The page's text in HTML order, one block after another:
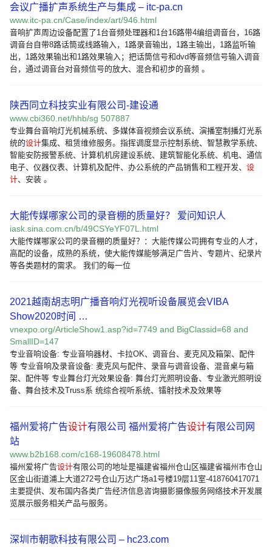
会议广播扩声系统生产与集成 – itc-pa.cn
www.itc-pa.cn/Case/index/art/946.html
音响扩声周边设备配置了1台音频处理器和1台16路带4编组调音台，16路
调音台自带8路话筒或线路输入，1路录音输出，1路主输出，1路监听输
出，1路效果输出和1路效果输入；把话筒信号和dvd等音频信号输入调音
台，通过调音台对音频信号的放大、混合和初步的音频 。
陕西同立科技实业有限公司-建设通
www.cbi360.net/hhb/sg 507887
专业舞台音响灯光机械系统、多媒体音视频会议系统、演播室制播灯光系
统的设计集成、租赁维修服务。指挥调度显示控制系统、智慧教学系统、
智能安防报警系统、计算机机房建设系统、建筑智能化系统、机电、通信
电子、仪器仪表、计算机及配件、办公系统的产品销售和工程开发、 设
计、安装 。
大能传媒哪家公司的录音棚的质量好？ 爱问知识人
iask.sina.com.cn/b/49CSYeYF07L.html
大能传媒哪家公司的录音棚的质量好？：大能传媒公司拥有专业的人才，
高配的设备，成熟的系统，使大能传媒能够满足广告片、专题片、纪录片
等各类题材的需求。 我们的每一位
2021越南胡志明广播音响灯光视听设备展览会VIBA
Show2020时间 …
vnexpo.org/ArticleShow1.asp?id=7749 and BigClassid=68 and
SmallID=147
专业音响设备: 专业音响器材、卡拉OK、调音台、麦克风及箱架、配件
等 专业音响及录音设备: 麦克风与配件、录音与调音设备、混音桌与箱
架、配件等 专业舞台灯光效果设备: 舞台灯光照明设备、专业激光照明设
备、舞台技术及Truss系 统综合视听系统、镭射技术及效果等
福州爱将广告设计有限公司 福州爱将广告设计有限公司网
站
www.b2b168.com/c168-19608478.html
福州爱将广告设计有限公司的地址是福建省福州仓山区福建省福州市仓山
区金山街道浦上大道272号仓山万达广场a1号楼19层11室-418760417071
主要提供、发布国内各类广告经济信息咨询摄影摄像服务网络技术开发展
览展示服务相关产品与服务。
深圳市朝歌科技有限公司 – hc23.com